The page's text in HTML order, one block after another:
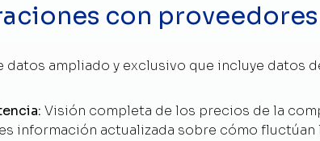
con
datos ampliado y exclusivo que incluye datos
: Visión completa de los precios de la
información actualizada sobre cómo fluctúan